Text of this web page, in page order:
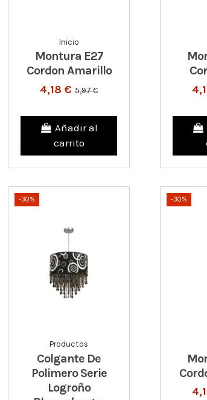
Inicio
Montura E27
Cordon Amarillo
4,18 € 5,97 €
Añadir al
carrito
-30%
Productos
Colgante De
Polimero Serie
Logroño
-30%